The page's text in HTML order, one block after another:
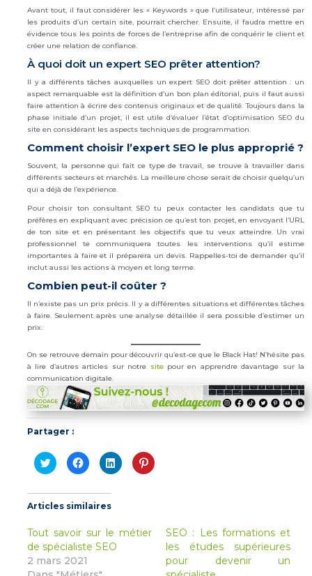
Avant tout, il faut considérer les « Keywords » que l’utilisateur, intéressé par
les produits d’un certain site, pourrait chercher. Ensuite, il faudra mettre en
évidence tous les points de forces de l’entreprise afin de conquérir le client et
créer une relation de confiance.
À quoi doit un expert SEO prêter attention?
Il y a différents tâches auxquelles un expert SEO doit prêter attention : un
aspect remarquable est la définition d’un bon plan éditorial, puis il faut aussi
faire attention à écrire des contenus originaux et de qualité. Toujours dans la
phase initiale d’un projet, il est utile d’évaluer l’état d’optimisation SEO du
site en considérant les aspects techniques de programmation.
Comment choisir l’expert SEO le plus approprié ?
Souvent, la personne qui fait ce type de travail, se trouve à travailler dans
différents secteurs et marchés. La meilleure chose serait de choisir quelqu’un
qui a déjà de l’expérience.
Pour choisir ton consultant SEO tu peux contacter les candidats que tu
préfères en expliquant avec précision ce qu’est ton projet, en envoyant l’URL
de ton site et en présentant les objectifs que tu veux atteindre. Un vrai
professionnel te communiquera toutes les interventions qu’il estime
importantes à faire et il préparera un devis. Rappelles-toi de demander qu’il
inclut aussi les actions à moyen et long terme.
Combien peut-il coûter ?
Il n’existe pas un prix précis. Il y a différentes situations et différentes tâches
à faire. Seulement après une analyse détaillée il sera possible d’estimer un
prix.
On se retrouve demain pour découvrir qu’est-ce que le Black Hat! N’hésite pas
à lire d’autres articles sur notre sitepour en apprendre davantage sur la
communication digitale.
Partager :
Cliquez
pour
partager
Twitter(ouvre
dans
une
fenêtre)
Cliquez
pour
partager
Facebook(ouvre
dans
une
fenêtre)
Cliquez
pour
partager
fenêtre)
Cliquez
pour
fenêtre)
Articles similaires
Tout savoir sur le métier
de spécialiste SEO
2 mars 2021
SEO : Les formations et
les études supérieures
pour devenir un